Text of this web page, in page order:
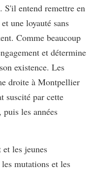
S'il entend remettre en
une loyauté sans
Comme beaucoup
et détermine
existence. Les
droite à Montpellier
suscité par cette
les années
les jeunes
mutations et les